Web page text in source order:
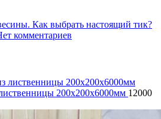
Как выбрать настоящий тик?
комментариев
200x200x6000мм 12000